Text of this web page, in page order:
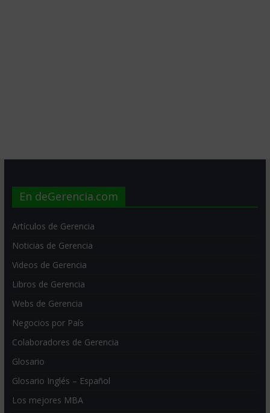
En deGerencia.com
Artículos de Gerencia
Noticias de Gerencia
Videos de Gerencia
Libros de Gerencia
Webs de Gerencia
Negocios por País
Colaboradores de Gerencia
Glosario
Glosario Inglés – Español
Los mejores MBA